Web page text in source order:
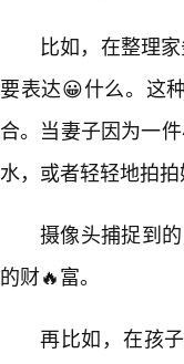
比如，在整理
要表达😀什么。这
合。当妻子因为一
水，或者轻轻地拍
摄像头捕捉到
的财🔥富。
再比如，在孩